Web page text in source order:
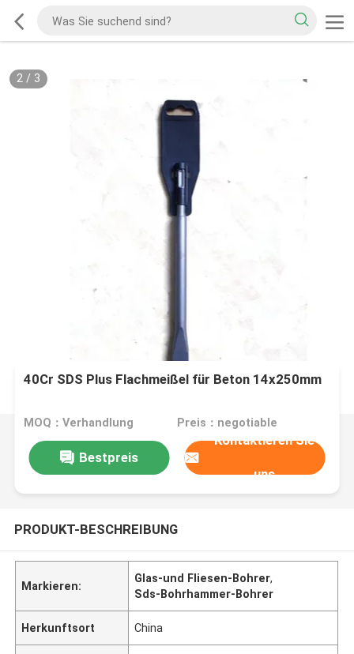
2/ 3
40Cr SDS Plus Flachmeißel für Beton 14x250mm
MOQ：Verhandlung Preis：negotiable
Bestpreis
Kontaktieren Sie
uns
PRODUKT-BESCHREIBUNG
Markieren:
Glas-und Fliesen-Bohrer,
Sds-Bohrhammer-Bohrer
Herkunftsort China